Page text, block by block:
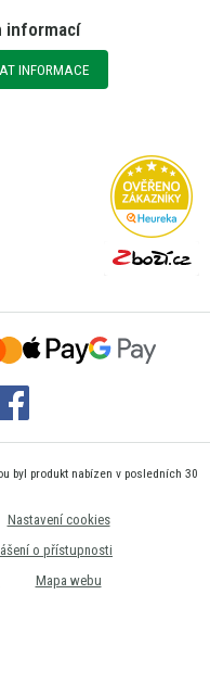
informací
INFORMACE
byl produkt nabízen v posledních 30
Nastavení cookies
o přístupnosti
Mapa webu